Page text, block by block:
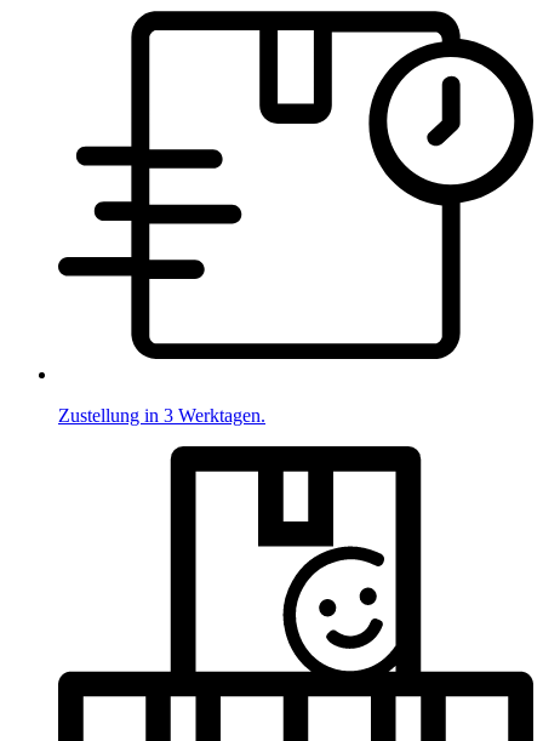
Zustellung in 3 Werktagen.